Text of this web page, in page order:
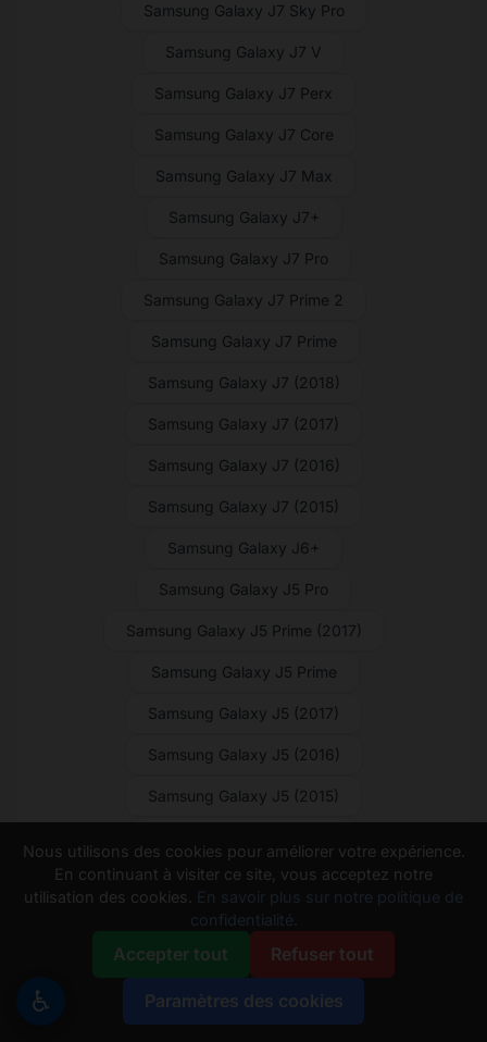
Samsung Galaxy J7 Sky Pro
Samsung Galaxy J7 V
Samsung Galaxy J7 Perx
Samsung Galaxy J7 Core
Samsung Galaxy J7 Max
Samsung Galaxy J7+
Samsung Galaxy J7 Pro
Samsung Galaxy J7 Prime 2
Samsung Galaxy J7 Prime
Samsung Galaxy J7 (2018)
Samsung Galaxy J7 (2017)
Samsung Galaxy J7 (2016)
Samsung Galaxy J7 (2015)
Samsung Galaxy J6+
Samsung Galaxy J5 Pro
Samsung Galaxy J5 Prime (2017)
Samsung Galaxy J5 Prime
Samsung Galaxy J5 (2017)
Samsung Galaxy J5 (2016)
Samsung Galaxy J5 (2015)
Samsung Galaxy J4+
Samsung Galaxy J3 V (2018)
Samsung Galaxy J3 V
Samsung Galaxy J3 Pro (2017)
♿
Nous utilisons des cookies pour améliorer votre expérience.
En continuant à visiter ce site, vous acceptez notre
utilisation des cookies.
En savoir plus sur notre politique de
confidentialité.
Accepter tout Refuser tout
Paramètres des cookies